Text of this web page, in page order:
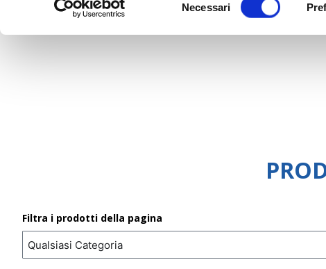
del
Necessari
Filtra i prodotti della pagina